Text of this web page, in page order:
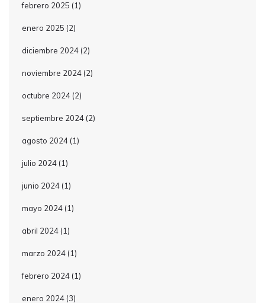
febrero 2025 (1)
enero 2025 (2)
diciembre 2024 (2)
noviembre 2024 (2)
octubre 2024 (2)
septiembre 2024 (2)
agosto 2024 (1)
julio 2024 (1)
junio 2024 (1)
mayo 2024 (1)
abril 2024 (1)
marzo 2024 (1)
febrero 2024 (1)
enero 2024 (3)